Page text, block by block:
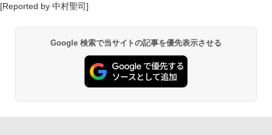
[Reported by 中村聖司]
Google 検索で当サイトの記事を優先表示させる